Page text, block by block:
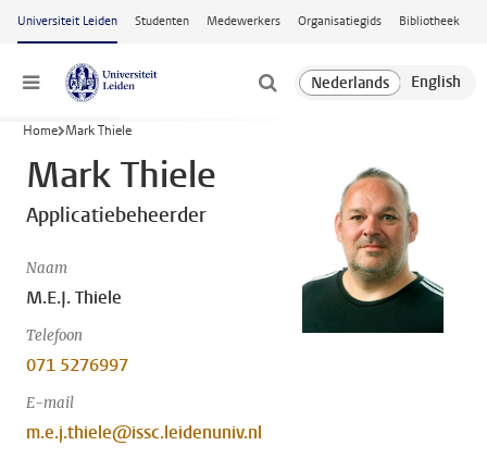
Ga naar hoofdinhoud
Universiteit Leiden Studenten Medewerkers Organisatiegids Bibliotheek
Menu
Home Mark Thiele
Mark Thiele
Applicatiebeheerder
Naam
M.E.J. Thiele
Telefoon
071 5276997
E-mail
m.e.j.thiele@issc.leidenuniv.nl